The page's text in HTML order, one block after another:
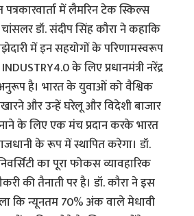
में लैमरिन टेक स्किल्स
डॉ. संदीप सिंह कौरा ने कहाकि
में इन सहयोगों के परिणामस्वरूप
के लिए प्रधानमंत्री नरेंद्र
है। भारत के युवाओं को वैश्विक
और उन्हें घरेलू और विदेशी बाजार
के लिए एक मंच प्रदान करके भारत
के रूप में स्थापित करेगा। डॉ.
का पूरा फोकस व्यावहारिक
की तैनाती पर है। डॉ. कौरा ने इस
कि न्यूनतम 70% अंक वाले मेधावी